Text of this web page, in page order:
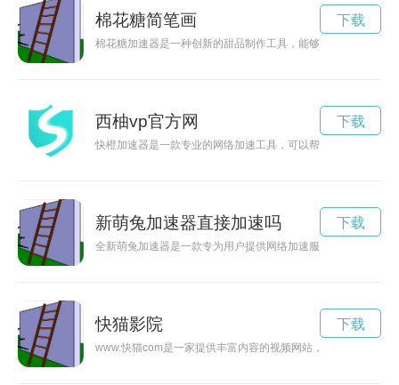
棉花糖简笔画
棉花糖加速器是一种创新的甜品制作工具，能够让棉花糖在短
下载
西柚vp官方网
快橙加速器是一款专业的网络加速工具，可以帮助用户在互联
下载
新萌兔加速器直接加速吗
全新萌兔加速器是一款专为用户提供网络加速服务的智能工具
下载
快猫影院
www.快猫com是一家提供丰富内容的视频网站，用户可以在线
下载